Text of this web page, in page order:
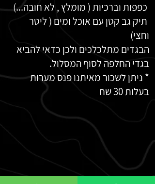
כפפות וברכיות ( מומלץ , לא חובה...)
תיק גב קטן עם אוכל ומים ( ליטר
וחצי)
הבגדים מתלכלכים ולכן כדאי להביא
בגדי החלפה לסוף המסלול.
* ניתן לשכור מאיתנו פנס מערות
בעלות 30 שח